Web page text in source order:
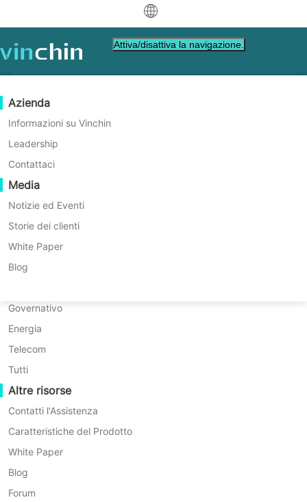
Download Supporto
中文
Protezione dei Dati
Backup & Recovery
Replicazione in tempo reale
Protezione Continua dei Dati
Copia fuori sede
Archiviazione
Orchestrazione dei Lavori
Mobilità dei Carichi di Lavoro
Migrazione V2V
Migrazione P2P
Migrazione C2C
Migrazione C2V
Migrazione P2C
Recoveribilità
Verifica del Recupero della VM
Verifica del Recupero del Sistema Operativo
Sicurezza dei Dati
Virtuale
VMware
Hyper-V
Proxmox
XCP-ng
oVirt
H3C CAS/UIS
ZStack
Sangfor HCI
Huawei FusionCompute
Red Hat Virtualization
Oracle OLVM
XenServer/Citrix Hypervisor
KayGrid
InCloud Sphere
Arcfra
FusionOne Compute
NexaVM
Server fisico
Risorse di supporto
Base di conoscenza
Video su come fare
Centro di assistenza
Eventi in diretta
Webinars
Demo dal vivo
Storie dei clienti
Servizi IT
Governativo
Energia
Telecom
Tutti
Altre risorse
Contatti l'Assistenza
Caratteristiche del Prodotto
White Paper
Blog
Forum
Guida all'acquisto
Impara come acquistare
Politica di licenza
Domande frequenti
Contatto
Richiedi un preventivo
Diventa un Partner
Programma Partner
Diventa un Partner
Trova un partner
Trova un partner locale
Già un partner
Accesso Portale Partner
Azienda
Informazioni su Vinchin
Leadership
Contattaci
Media
Notizie ed Eventi
Storie dei clienti
White Paper
Blog
Attiva/disattiva la navigazione.
Verifica di Ripristino per
Backup Completi del Sistema
SCARICA LA VERSIONE DI PROVA GRATUITA
Enterprise illimitata)
* Nessuna carta di credito richiesta
* Inizia in 10 minuti